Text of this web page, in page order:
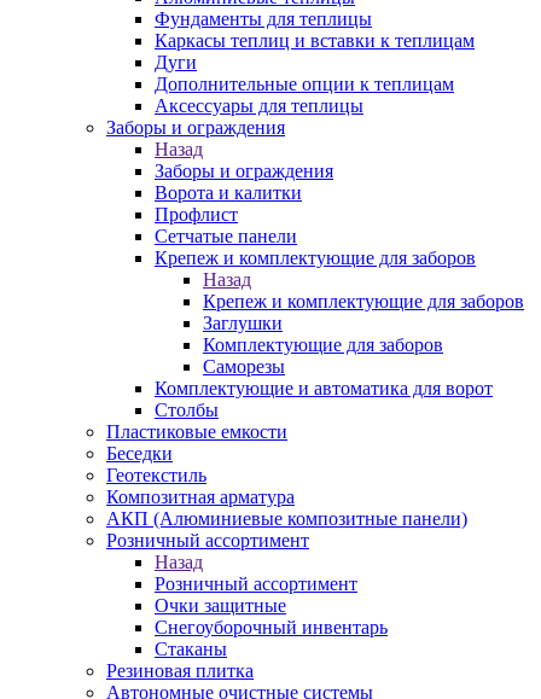
Фундаменты для теплицы
Каркасы теплиц и вставки к теплицам
Дуги
Дополнительные опции к теплицам
Аксессуары для теплицы
Заборы и ограждения
Назад
Заборы и ограждения
Ворота и калитки
Профлист
Сетчатые панели
Крепеж и комплектующие для заборов
Назад
Крепеж и комплектующие для заборов
Заглушки
Комплектующие для заборов
Саморезы
Комплектующие и автоматика для ворот
Столбы
Пластиковые емкости
Беседки
Геотекстиль
Композитная арматура
АКП (Алюминиевые композитные панели)
Розничный ассортимент
Назад
Розничный ассортимент
Очки защитные
Снегоуборочный инвентарь
Стаканы
Резиновая плитка
Автономные очистные системы